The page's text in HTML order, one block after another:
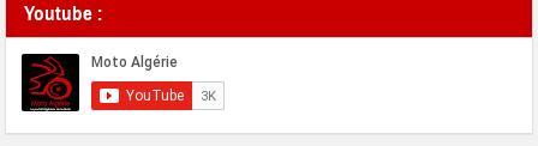
Youtube :